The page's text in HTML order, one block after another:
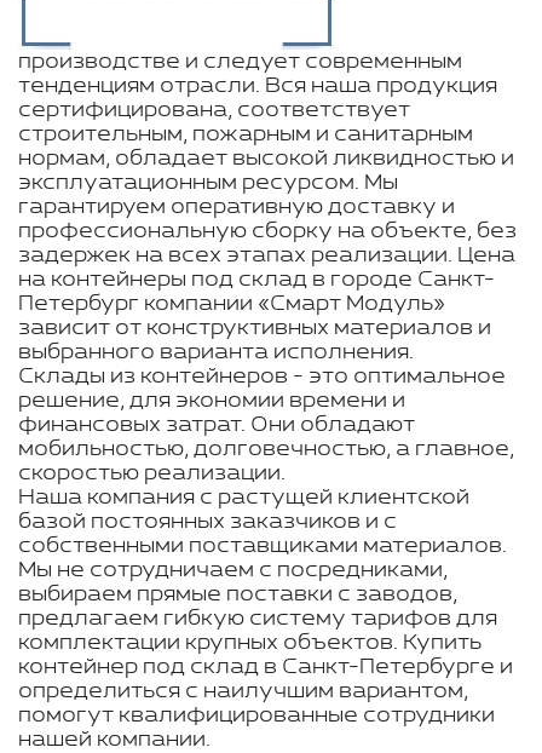
производстве и следует современным
тенденциям отрасли. Вся наша продукция
сертифицирована, соответствует
строительным, пожарным и санитарным
нормам, обладает высокой ликвидностью и
эксплуатационным ресурсом. Мы
гарантируем оперативную доставку и
профессиональную сборку на объекте, без
задержек на всех этапах реализации. Цена
на контейнеры под склад в городе Санкт-
Петербург компании «Смарт Модуль»
зависит от конструктивных материалов и
выбранного варианта исполнения.
Склады из контейнеров - это оптимальное
решение, для экономии времени и
финансовых затрат. Они обладают
мобильностью, долговечностью, а главное,
скоростью реализации.
Наша компания с растущей клиентской
базой постоянных заказчиков и с
собственными поставщиками материалов.
Мы не сотрудничаем с посредниками,
выбираем прямые поставки с заводов,
предлагаем гибкую систему тарифов для
комплектации крупных объектов. Купить
контейнер под склад в Санкт-Петербурге и
определиться с наилучшим вариантом,
помогут квалифицированные сотрудники
нашей компании.